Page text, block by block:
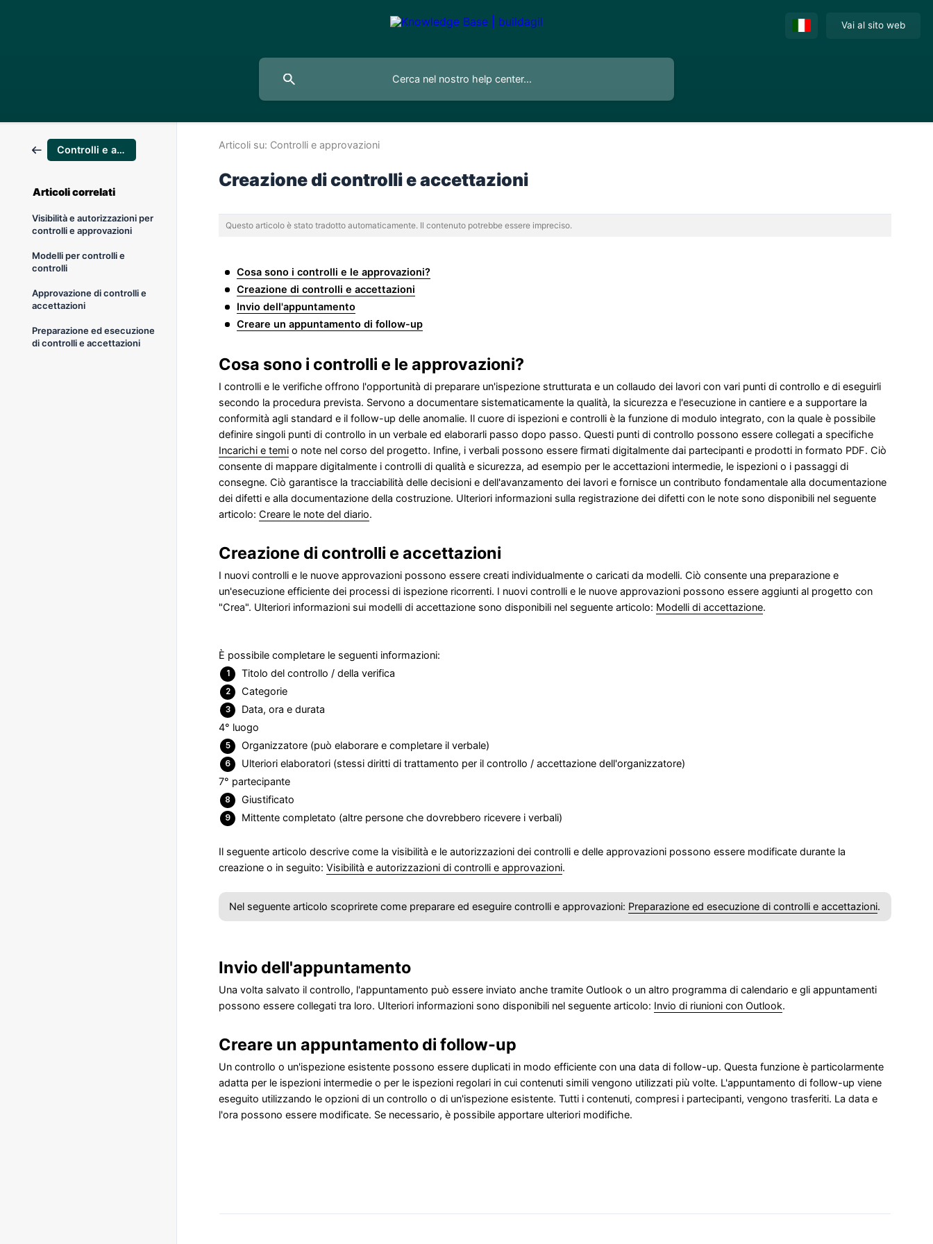
Vai al sito web
Controlli e approvazioni
Articoli correlati
Visibilità e autorizzazioni per
controlli e approvazioni
Modelli per controlli e
controlli
Approvazione di controlli e
accettazioni
Preparazione ed esecuzione
di controlli e accettazioni
Articoli su: Controlli e approvazioni
Creazione di controlli e accettazioni
Questo articolo è stato tradotto automaticamente. Il contenuto potrebbe essere impreciso.
Cosa sono i controlli e le approvazioni?
Creazione di controlli e accettazioni
Invio dell'appuntamento
Creare un appuntamento di follow-up
Cosa sono i controlli e le approvazioni?
I controlli e le verifiche offrono l'opportunità di preparare un'ispezione strutturata e un collaudo dei lavori con vari punti di controllo e di eseguirli
secondo la procedura prevista. Servono a documentare sistematicamente la qualità, la sicurezza e l'esecuzione in cantiere e a supportare la
conformità agli standard e il follow-up delle anomalie. Il cuore di ispezioni e controlli è la funzione di modulo integrato, con la quale è possibile
definire singoli punti di controllo in un verbale ed elaborarli passo dopo passo. Questi punti di controllo possono essere collegati a specifiche
Incarichi e temi o note nel corso del progetto. Infine, i verbali possono essere firmati digitalmente dai partecipanti e prodotti in formato PDF. Ciò
consente di mappare digitalmente i controlli di qualità e sicurezza, ad esempio per le accettazioni intermedie, le ispezioni o i passaggi di
consegne. Ciò garantisce la tracciabilità delle decisioni e dell'avanzamento dei lavori e fornisce un contributo fondamentale alla documentazione
dei difetti e alla documentazione della costruzione. Ulteriori informazioni sulla registrazione dei difetti con le note sono disponibili nel seguente
articolo: Creare le note del diario.
Creazione di controlli e accettazioni
I nuovi controlli e le nuove approvazioni possono essere creati individualmente o caricati da modelli. Ciò consente una preparazione e
un'esecuzione efficiente dei processi di ispezione ricorrenti. I nuovi controlli e le nuove approvazioni possono essere aggiunti al progetto con
"Crea". Ulteriori informazioni sui modelli di accettazione sono disponibili nel seguente articolo: Modelli di accettazione.
È possibile completare le seguenti informazioni:
Titolo del controllo / della verifica
Categorie
Data, ora e durata
4° luogo
Organizzatore (può elaborare e completare il verbale)
Ulteriori elaboratori (stessi diritti di trattamento per il controllo / accettazione dell'organizzatore)
7° partecipante
Giustificato
Mittente completato (altre persone che dovrebbero ricevere i verbali)
Il seguente articolo descrive come la visibilità e le autorizzazioni dei controlli e delle approvazioni possono essere modificate durante la
creazione o in seguito: Visibilità e autorizzazioni di controlli e approvazioni.
Nel seguente articolo scoprirete come preparare ed eseguire controlli e approvazioni: Preparazione ed esecuzione di controlli e accettazioni.
Invio dell'appuntamento
Una volta salvato il controllo, l'appuntamento può essere inviato anche tramite Outlook o un altro programma di calendario e gli appuntamenti
possono essere collegati tra loro. Ulteriori informazioni sono disponibili nel seguente articolo: Invio di riunioni con Outlook.
Creare un appuntamento di follow-up
Un controllo o un'ispezione esistente possono essere duplicati in modo efficiente con una data di follow-up. Questa funzione è particolarmente
adatta per le ispezioni intermedie o per le ispezioni regolari in cui contenuti simili vengono utilizzati più volte. L'appuntamento di follow-up viene
eseguito utilizzando le opzioni di un controllo o di un'ispezione esistente. Tutti i contenuti, compresi i partecipanti, vengono trasferiti. La data e
l'ora possono essere modificate. Se necessario, è possibile apportare ulteriori modifiche.